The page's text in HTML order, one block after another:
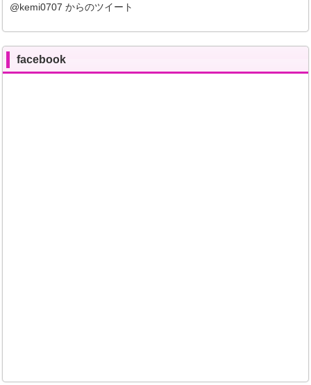
@kemi0707 からのツイート
facebook